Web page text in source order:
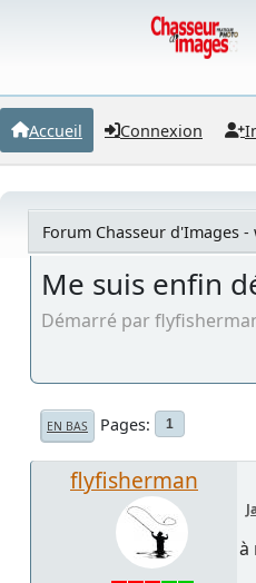
Accueil Connexion
Forum Chasseur d'Images
Me suis enfin
Démarré par
EN BAS Pages 1
flyfisherman
à